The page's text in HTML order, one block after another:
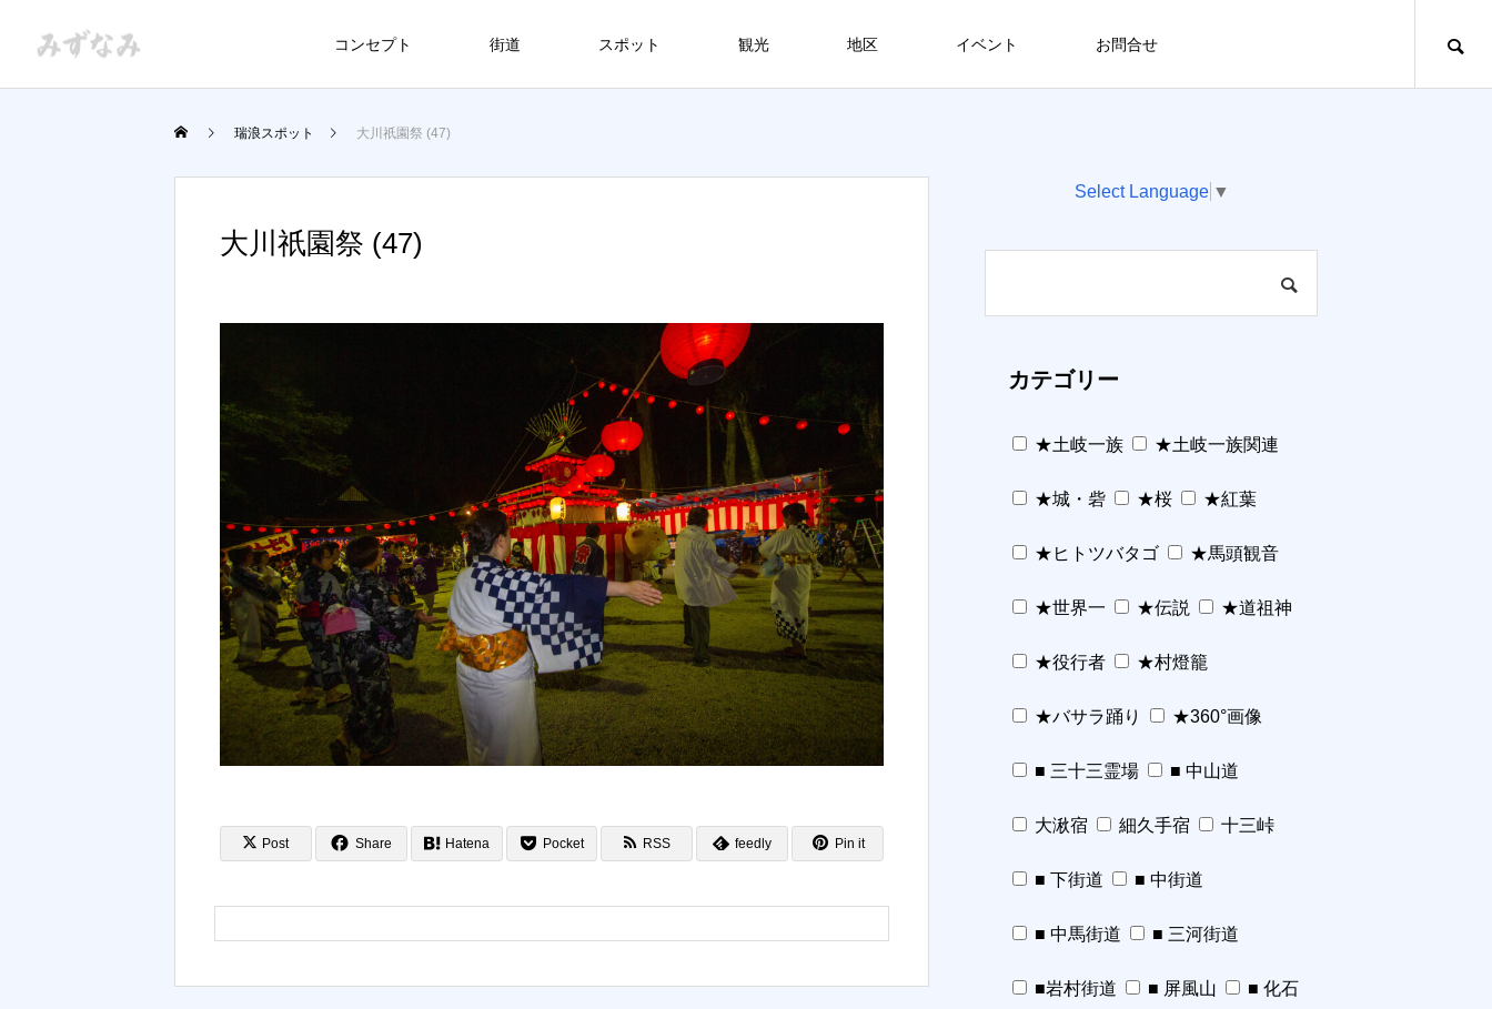
コンセプト 街道 スポット 観光 地区 イベント お問合せ
瑞浪スポット 大川祇園祭 (47)
大川祇園祭 (47)
Post Share Hatena Pocket RSS feedly Pin it
Select Language ▼
カテゴリー
★土岐一族 ★土岐一族関連
★城・砦 ★桜 ★紅葉
★ヒトツバタゴ ★馬頭観音
★世界一 ★伝説 ★道祖神
★役行者 ★村燈籠
★バサラ踊り ★360°画像
■ 三十三霊場 ■ 中山道
大湫宿 細久手宿 十三峠
■ 下街道 ■ 中街道
■ 中馬街道 ■ 三河街道
■岩村街道 ■ 屏風山 ■ 化石